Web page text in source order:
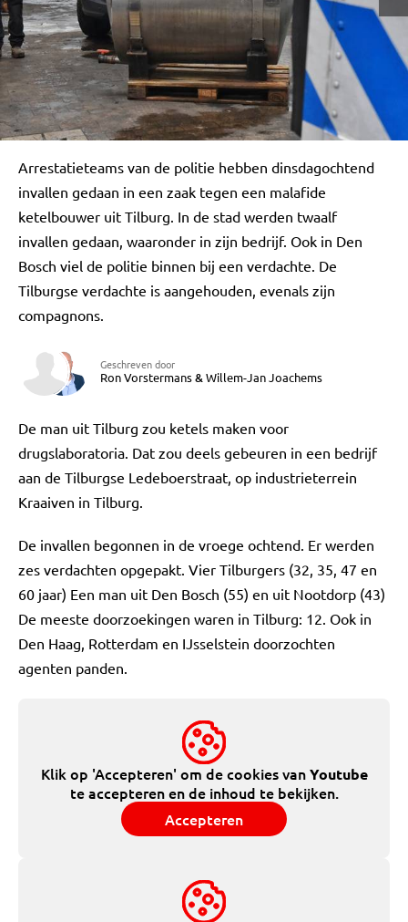
Arrestatieteams van de politie hebben dinsdagochtend
invallen gedaan in een zaak tegen een malafide
ketelbouwer uit Tilburg. In de stad werden twaalf
invallen gedaan, waaronder in zijn bedrijf. Ook in Den
Bosch viel de politie binnen bij een verdachte. De
Tilburgse verdachte is aangehouden, evenals zijn
compagnons.
Geschreven door
Ron Vorstermans&Willem-Jan Joachems
De man uit Tilburg zou ketels maken voor
drugslaboratoria. Dat zou deels gebeuren in een bedrijf
aan de Tilburgse Ledeboerstraat, op industrieterrein
Kraaiven in Tilburg.
De invallen begonnen in de vroege ochtend. Er werden
zes verdachten opgepakt. Vier Tilburgers (32, 35, 47 en
60 jaar) Een man uit Den Bosch (55) en uit Nootdorp (43)
De meeste doorzoekingen waren in Tilburg: 12. Ook in
Den Haag, Rotterdam en IJsselstein doorzochten
agenten panden.
Klik op 'Accepteren' om de cookies vanYoutube
te accepteren en de inhoud te bekijken.
Accepteren